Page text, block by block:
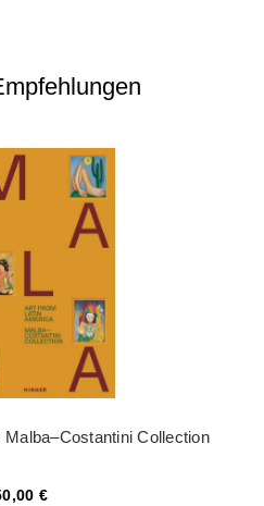
Collection
€